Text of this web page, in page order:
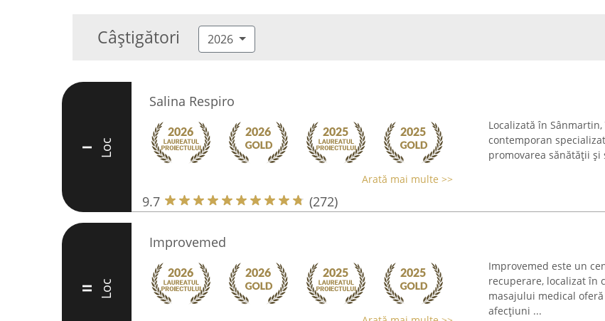
Câștigători 2026
I Loc
Salina Respiro
Arată mai multe >>
9.7 (272)
Localizată în
contemporan
promovarea sănătății
II Loc
Improvemed
Improvemed este un
recuperare, localizat în
masajului medical
afecțiuni ...